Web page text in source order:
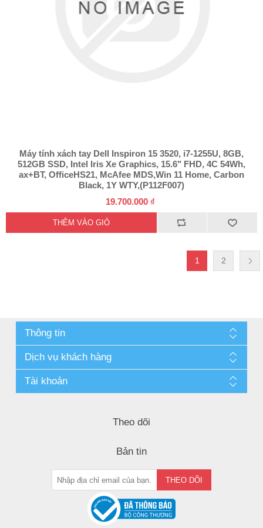
Máy tính xách tay Dell Inspiron 15 3520, i7-1255U, 8GB,
512GB SSD, Intel Iris Xe Graphics, 15.6" FHD, 4C 54Wh,
ax+BT, OfficeHS21, McAfee MDS,Win 11 Home, Carbon
Black, 1Y WTY,(P112F007)
19.700.000 ₫
1 2
Thông tin
Dịch vụ khách hàng
Tài khoản
Theo dõi
Bản tin